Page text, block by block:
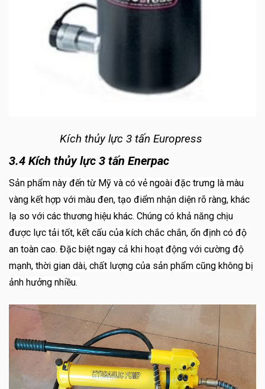
Kích thủy lực 3 tấn Europress
3.4 Kích thủy lực 3 tấn Enerpac
Sản phẩm này đến từ Mỹ và có vẻ ngoài đặc trưng là màu
vàng kết hợp với màu đen, tạo điểm nhận diện rõ ràng, khác
lạ so với các thương hiệu khác. Chúng có khả năng chịu
được lực tải tốt, kết cấu của kích chắc chắn, ổn định có độ
an toàn cao. Đặc biệt ngay cả khi hoạt động với cường độ
mạnh, thời gian dài, chất lượng của sản phẩm cũng không bị
ảnh hưởng nhiều.